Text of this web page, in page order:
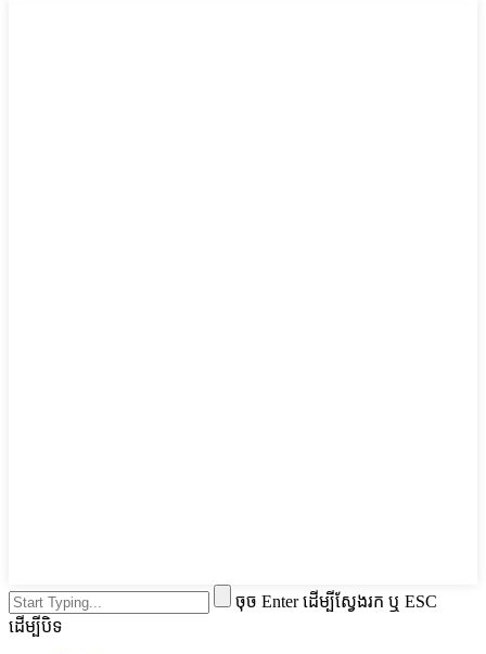
ចុច Enter ដើម្បីស្វែងរក ឬ ESC
ដើម្បីបិទ